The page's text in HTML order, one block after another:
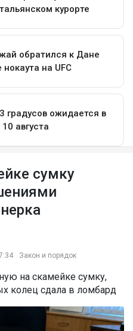
сумку
Закон и порядок
на скамейке сумку,
колец сдала в ломбард